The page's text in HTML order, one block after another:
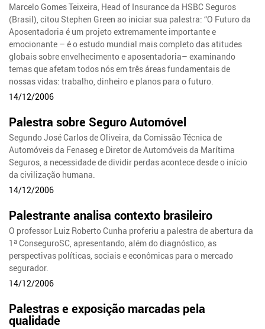
Marcelo Gomes Teixeira, Head of Insurance da HSBC Seguros
(Brasil), citou Stephen Green ao iniciar sua palestra: “O Futuro da
Aposentadoria é um projeto extremamente importante e
emocionante – é o estudo mundial mais completo das atitudes
globais sobre envelhecimento e aposentadoria– examinando
temas que afetam todos nós em três áreas fundamentais de
nossas vidas: trabalho, dinheiro e planos para o futuro.
14/12/2006
Palestra sobre Seguro Automóvel
Segundo José Carlos de Oliveira, da Comissão Técnica de
Automóveis da Fenaseg e Diretor de Automóveis da Marítima
Seguros, a necessidade de dividir perdas acontece desde o início
da civilização humana.
14/12/2006
Palestrante analisa contexto brasileiro
O professor Luiz Roberto Cunha proferiu a palestra de abertura da
1ª ConseguroSC, apresentando, além do diagnóstico, as
perspectivas políticas, sociais e econômicas para o mercado
segurador.
14/12/2006
Palestras e exposição marcadas pela
qualidade